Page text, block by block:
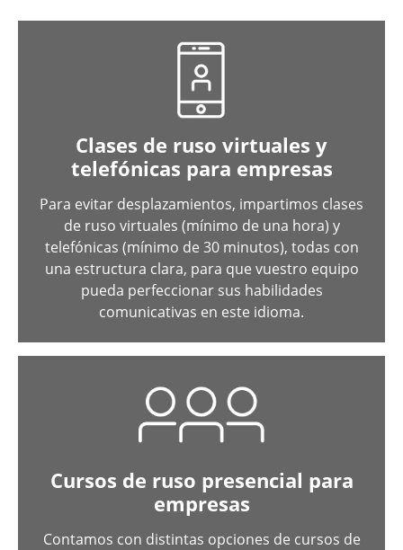
Clases de ruso virtuales y
telefónicas para empresas
Para evitar desplazamientos, impartimos clases
de ruso virtuales (mínimo de una hora) y
telefónicas (mínimo de 30 minutos), todas con
una estructura clara, para que vuestro equipo
pueda perfeccionar sus habilidades
comunicativas en este idioma.
Cursos de ruso presencial para
empresas
Contamos con distintas opciones de cursos de